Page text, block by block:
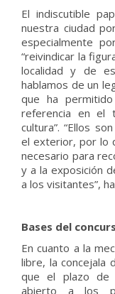
El indiscutible
nuestra ciudad
especialmente
“reivindicar la
localidad y de
hablamos de un
que ha
referencia en el
cultura”. “Ellos
el exterior, por lo
necesario para
y a la exposición
a los visitantes”,
Bases del
En cuanto a la
libre, la concejala
que el plazo de
abierto a los